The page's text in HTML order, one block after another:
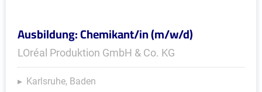
Ausbildung: Chemikant/in (m/w/d)
LOréal Produktion GmbH & Co. KG
Karlsruhe, Baden